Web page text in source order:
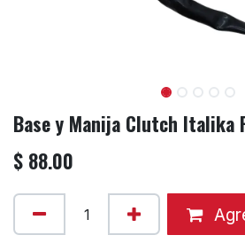
Base y Manija Clutch Italika
$ 88.00